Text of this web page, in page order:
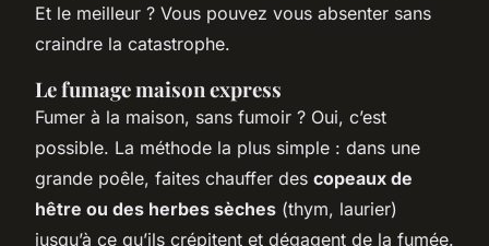
Et le meilleur ? Vous pouvez vous absenter sans
craindre la catastrophe.
Le fumage maison express
Fumer à la maison, sans fumoir ? Oui, c’est
possible. La méthode la plus simple : dans une
grande poêle, faites chauffer des copeaux de
hêtre ou des herbes sèches (thym, laurier)
jusqu’à ce qu’ils crépitent et dégagent de la fumée.